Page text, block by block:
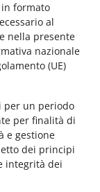
formato
al
nella presente
nazionale
(UE)
per un periodo
per finalità di
e gestione
dei principi
integrità dei